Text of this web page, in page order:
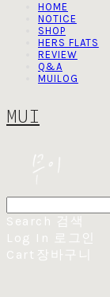
HOME
NOTICE
SHOP
HERS FLATS
REVIEW
Q&A
MUILOG
MUI
Search 검색
Log In 로그인
Cart 장바구니